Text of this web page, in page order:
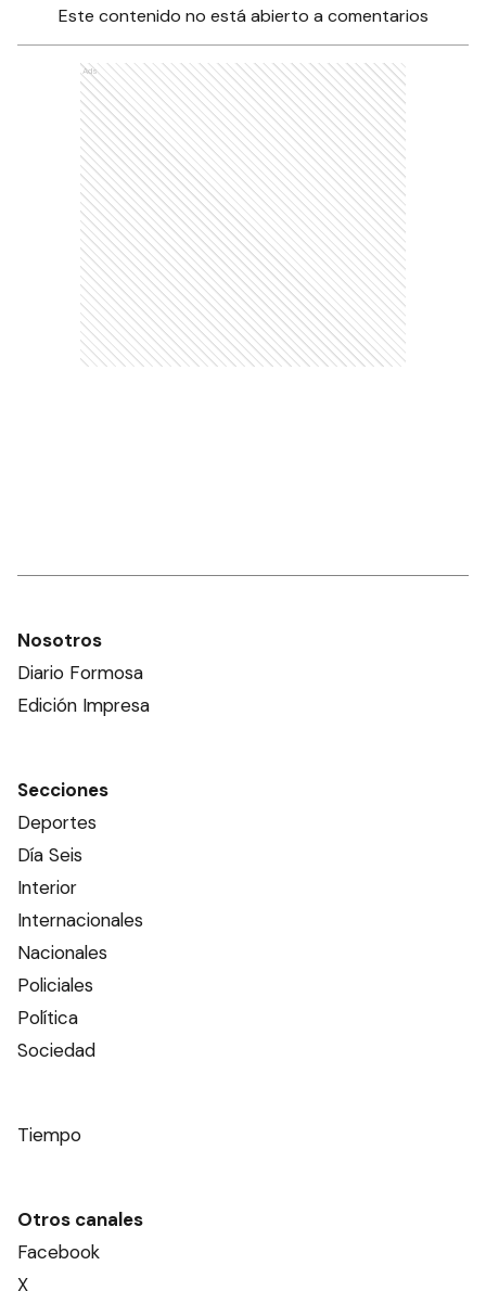
Este contenido no está abierto a comentarios
Ads
Nosotros
Diario Formosa
Edición Impresa
Secciones
Deportes
Día Seis
Interior
Internacionales
Nacionales
Policiales
Política
Sociedad
Tiempo
Otros canales
Facebook
X